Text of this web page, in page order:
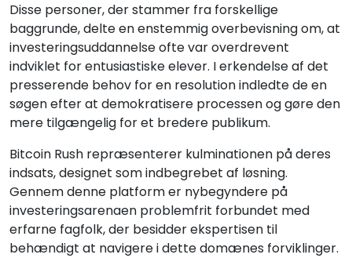
Disse personer, der stammer fra forskellige
baggrunde, delte en enstemmig overbevisning om, at
investeringsuddannelse ofte var overdrevent
indviklet for entusiastiske elever. I erkendelse af det
presserende behov for en resolution indledte de en
søgen efter at demokratisere processen og gøre den
mere tilgængelig for et bredere publikum.
Bitcoin Rush repræsenterer kulminationen på deres
indsats, designet som indbegrebet af løsning.
Gennem denne platform er nybegyndere på
investeringsarenaen problemfrit forbundet med
erfarne fagfolk, der besidder ekspertisen til
behændigt at navigere i dette domænes forviklinger.